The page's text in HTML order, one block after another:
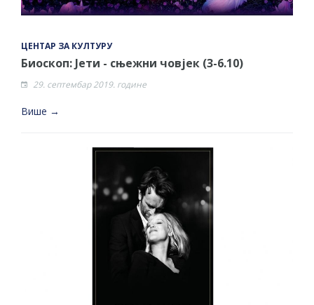
ЦЕНТАР ЗА КУЛТУРУ
Биоскоп: Јети - сњежни човјек (3-6.10)
29. септембар 2019. године
Више →